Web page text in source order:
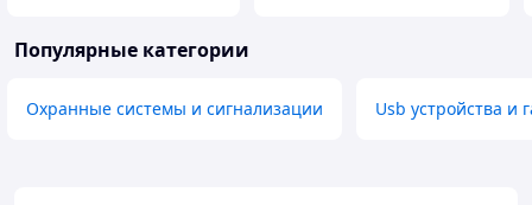
Популярные категории
Охранные системы и сигнализации Usb устройства и